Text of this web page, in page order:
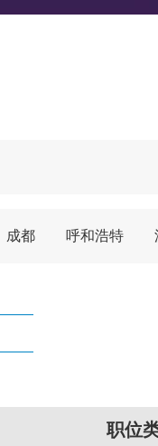
成都 呼和浩特
职位